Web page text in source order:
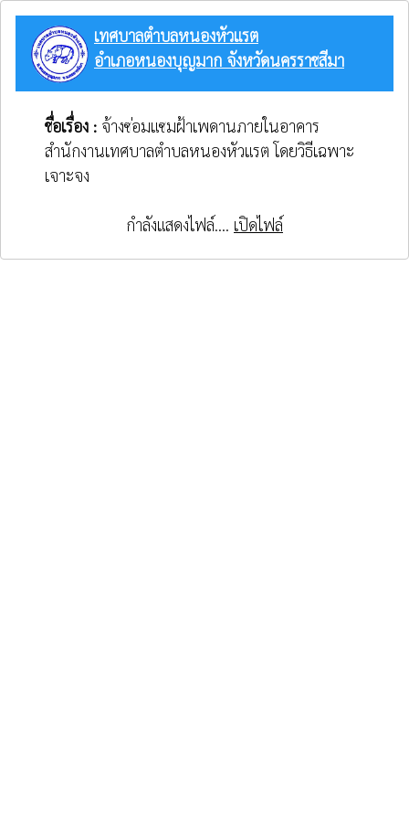
เทศบาลตำบลหนองหัวแรต
อำเภอหนองบุญมาก จังหวัดนครราชสีมา
ชื่อเรื่อง : จ้างซ่อมแซมฝ้าเพดานภายในอาคาร
สำนักงานเทศบาลตำบลหนองหัวแรต โดยวิธีเฉพาะ
เจาะจง
กำลังแสดงไฟล์.... เปิดไฟล์